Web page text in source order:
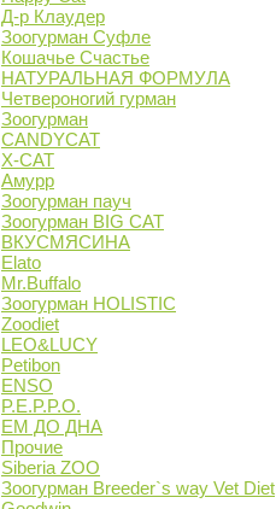
Д-р Клаудер
Зоогурман Суфле
Кошачье Счастье
НАТУРАЛЬНАЯ ФОРМУЛА
Четвероногий гурман
Зоогурман
CANDYCAT
X-CAT
Амурр
Зоогурман пауч
Зоогурман BIG CAT
ВКУСМЯСИНА
Elato
Mr.Buffalo
Зоогурман HOLISTIC
Zoodiet
LEO&LUCY
Petibon
ENSO
P.E.P.P.O.
ЕМ ДО ДНА
Прочие
Siberia ZOO
Зоогурман Breeder`s way Vet Diet